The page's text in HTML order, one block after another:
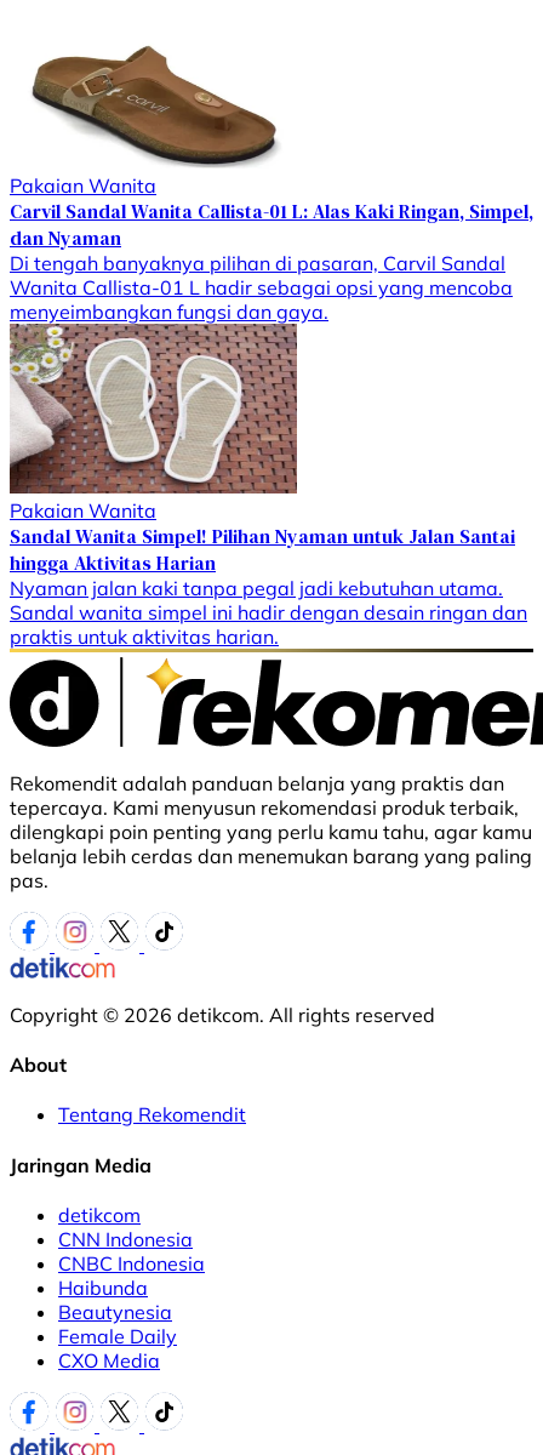
Pakaian Wanita
Carvil Sandal Wanita Callista-01 L: Alas Kaki Ringan, Simpel,
dan Nyaman
Di tengah banyaknya pilihan di pasaran, Carvil Sandal
Wanita Callista-01 L hadir sebagai opsi yang mencoba
menyeimbangkan fungsi dan gaya.
Pakaian Wanita
Sandal Wanita Simpel! Pilihan Nyaman untuk Jalan Santai
hingga Aktivitas Harian
Nyaman jalan kaki tanpa pegal jadi kebutuhan utama.
Sandal wanita simpel ini hadir dengan desain ringan dan
praktis untuk aktivitas harian.
Rekomendit adalah panduan belanja yang praktis dan
tepercaya. Kami menyusun rekomendasi produk terbaik,
dilengkapi poin penting yang perlu kamu tahu, agar kamu
belanja lebih cerdas dan menemukan barang yang paling
pas.
Copyright © 2026 detikcom. All rights reserved
About
Tentang Rekomendit
Jaringan Media
detikcom
CNN Indonesia
CNBC Indonesia
Haibunda
Beautynesia
Female Daily
CXO Media